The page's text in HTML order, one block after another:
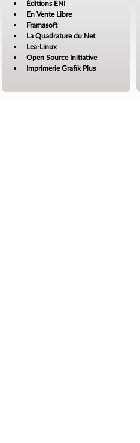
Éditions ENI
En Vente Libre
Framasoft
La Quadrature du Net
Lea-Linux
Open Source Initiative
Imprimerie Grafik Plus